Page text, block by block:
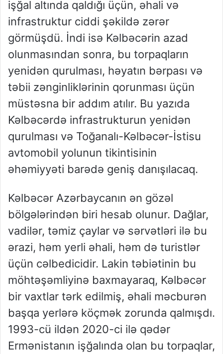
işğal altında qaldığı üçün, əhali və
infrastruktur ciddi şəkildə zərər
görmüşdü. İndi isə Kəlbəcərin azad
olunmasından sonra, bu torpaqların
yenidən qurulması, həyatın bərpası və
təbii zənginliklərinin qorunması üçün
müstəsna bir addım atılır. Bu yazıda
Kəlbəcərdə infrastrukturun yenidən
qurulması və Toğanalı-Kəlbəcər-İstisu
avtomobil yolunun tikintisinin
əhəmiyyəti barədə geniş danışılacaq.
Kəlbəcər Azərbaycanın ən gözəl
bölgələrindən biri hesab olunur. Dağlar,
vadilər, təmiz çaylar və sərvətləri ilə bu
ərazi, həm yerli əhali, həm də turistlər
üçün cəlbedicidir. Lakin təbiətinin bu
möhtəşəmliyinə baxmayaraq, Kəlbəcər
bir vaxtlar tərk edilmiş, əhali məcburən
başqa yerlərə köçmək zorunda qalmışdı.
1993-cü ildən 2020-ci ilə qədər
Ermənistanın işğalında olan bu torpaqlar,